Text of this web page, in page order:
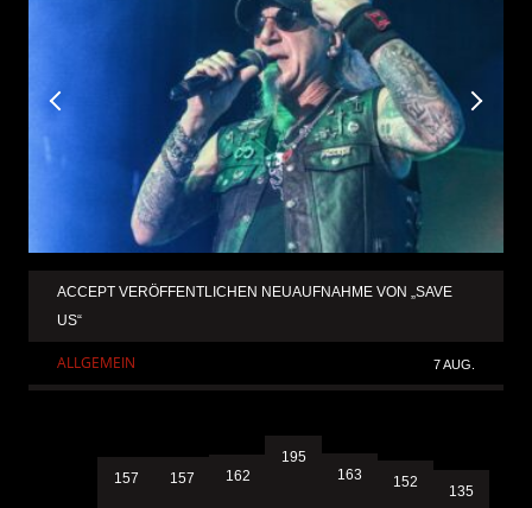
ACCEPT VERÖFFENTLICHEN NEUAUFNAHME VON „SAVE
US“
ALLGEMEIN 7 AUG.
157 157 162
195
163 152
135